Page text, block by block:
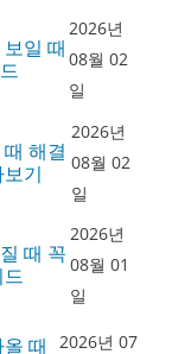
일 때
2026년
08월 02
일
해결
기
2026년
08월 02
일
때 꼭
2026년
08월 01
일
때 2026년 07